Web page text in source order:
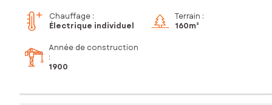
Chauffage :
Électrique individuel
Terrain :
160m²
Année de construction
:
1900